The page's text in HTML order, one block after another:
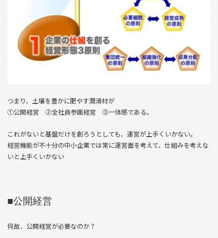
つまり、土壌を豊かに肥やす潤滑材が
①公開経営 ②全社員参画経営 ③一体感である。
これがないと基盤だけを創ろうとしても、運営が上手くいかない。
経営機能が不十分の中小企業では常に運営面を考えて、仕組みを考えな
いと上手くいかない
■公開経営
何故、公開経営が必要なのか？